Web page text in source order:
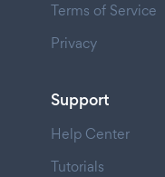
Terms of Service
Privacy
Support
Help Center
Tutorials